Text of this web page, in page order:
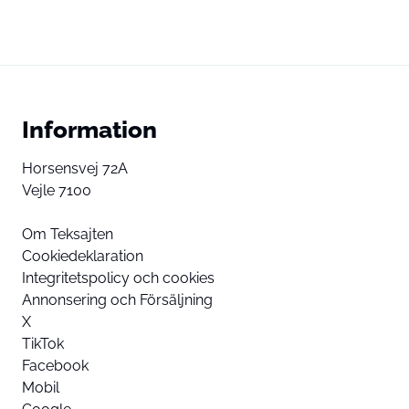
Information
Horsensvej 72A
Vejle 7100
Om Teksajten
Cookiedeklaration
Integritetspolicy och cookies
Annonsering och Försäljning
X
TikTok
Facebook
Mobil